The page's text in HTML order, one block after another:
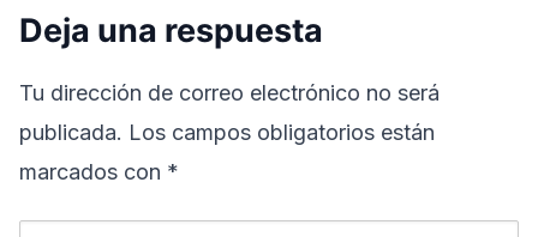
Deja una respuesta
Tu dirección de correo electrónico no será
publicada. Los campos obligatorios están
marcados con *